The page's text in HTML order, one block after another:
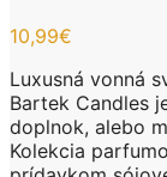
10,99€
Luxusná vonná
Bartek Candles
doplnok, alebo
Kolekcia